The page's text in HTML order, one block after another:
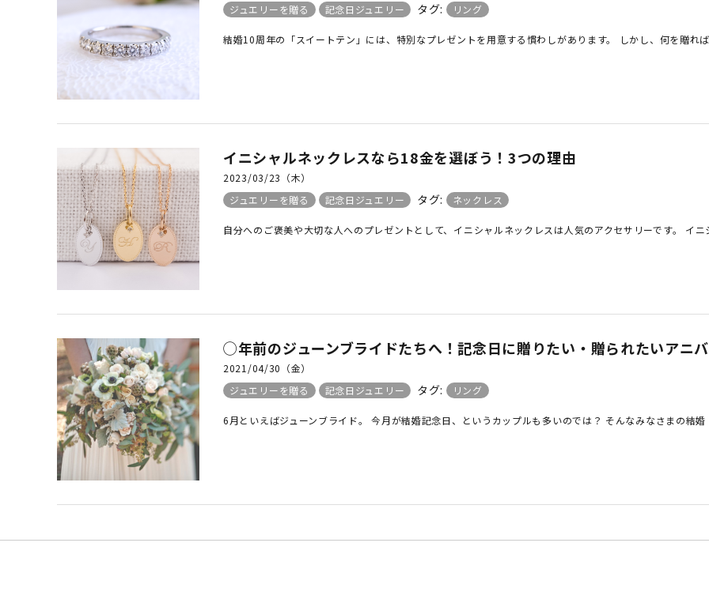
ジュエリーを贈る
記念日ジュエリー タグ: リング
結婚10周年の「スイートテン」には、特別なプレゼントを用意する慣わしがあります。 しかし、何を贈れ
イニシャルネックレスなら18金を選ぼう！3つの理由
2023/03/23（木）
ジュエリーを贈る
記念日ジュエリー タグ: ネックレス
自分へのご褒美や大切な人へのプレゼントとして、イニシャルネックレスは人気のアクセサリーです。 イ
◯年前のジューンブライドたちへ！記念日に贈りたい・贈られたいアニバ
2021/04/30（金）
ジュエリーを贈る
記念日ジュエリー タグ: リング
6月といえばジューンブライド。 今月が結婚記念日、というカップルも多いのでは？ そんなみなさまの結